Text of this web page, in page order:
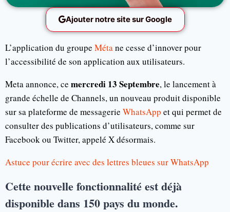
Ajouter notre site sur Google
L’application du groupe Métane cesse d’innover pour
l’accessibilité de son application aux utilisateurs.
Meta annonce, ce mercredi 13 Septembre, le lancement à
grande échelle de Channels, un nouveau produit disponible
sur sa plateforme de messagerie WhatsApp et qui permet de
consulter des publications d’utilisateurs, comme sur
Facebook ou Twitter, appelé X désormais.
Astuce pour écrire avec des lettres bleues sur WhatsApp
Cette nouvelle fonctionnalité est déjà
disponible dans 150 pays du monde.